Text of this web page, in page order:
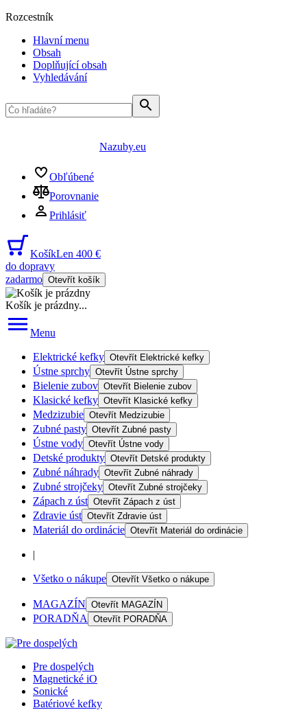
Rozcestník
Hlavní menu
Obsah
Doplňující obsah
Vyhledávání
Nazuby.eu
Obľúbené
Porovnanie
Prihlásiť
KošíkLen 400 €
do dopravy
zadarmo Otevřít košík
Košík je prázdny...
Menu
Elektrické kefky Otevřít Elektrické kefky
Ústne sprchy Otevřít Ústne sprchy
Bielenie zubov Otevřít Bielenie zubov
Klasické kefky Otevřít Klasické kefky
Medzizubie Otevřít Medzizubie
Zubné pasty Otevřít Zubné pasty
Ústne vody Otevřít Ústne vody
Detské produkty Otevřít Detské produkty
Zubné náhrady Otevřít Zubné náhrady
Zubné strojčeky Otevřít Zubné strojčeky
Zápach z úst Otevřít Zápach z úst
Zdravie úst Otevřít Zdravie úst
Materiál do ordinácie Otevřít Materiál do ordinácie
|
Všetko o nákupe Otevřít Všetko o nákupe
MAGAZÍN Otevřít MAGAZÍN
PORADŇA Otevřít PORADŇA
Pre dospelých
Magnetické iO
Sonické
Batériové kefky